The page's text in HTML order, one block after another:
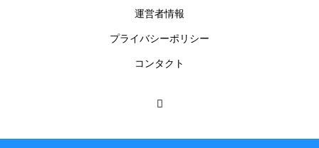
運営者情報
プライバシーポリシー
コンタクト